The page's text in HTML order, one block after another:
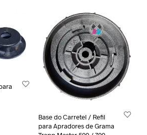
Base do Carretel / Refil
para Apradores de Grama